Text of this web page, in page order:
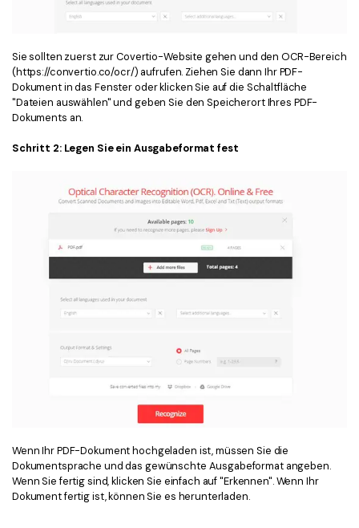
Sie sollten zuerst zur Covertio-Website gehen und den OCR-Bereich
(https://convertio.co/ocr/) aufrufen. Ziehen Sie dann Ihr PDF-
Dokument in das Fenster oder klicken Sie auf die Schaltfläche
"Dateien auswählen" und geben Sie den Speicherort Ihres PDF-
Dokuments an.
Schritt 2: Legen Sie ein Ausgabeformat fest
Wenn Ihr PDF-Dokument hochgeladen ist, müssen Sie die
Dokumentsprache und das gewünschte Ausgabeformat angeben.
Wenn Sie fertig sind, klicken Sie einfach auf "Erkennen". Wenn Ihr
Dokument fertig ist, können Sie es herunterladen.